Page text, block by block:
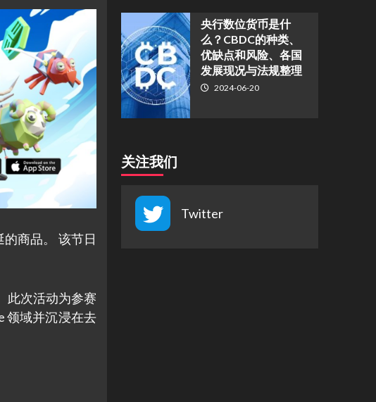
商品。 该节日
此次活动为参赛
领域并沉浸在去
央行数位货币是什
么？CBDC的种类、
优缺点和风险、各国
发展现况与法规整理
2024-06-20
关注我们
Twitter